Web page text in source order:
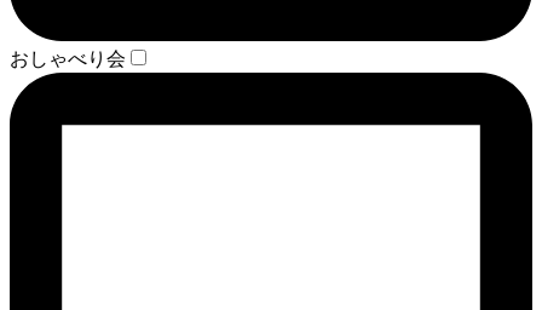
おしゃべり会